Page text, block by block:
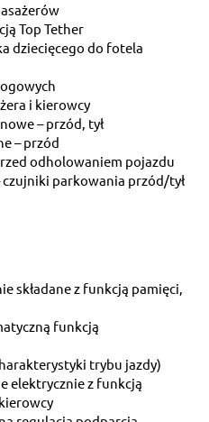
Top Tether
dziecięcego do fotela
i kierowcy
– przód, tył
– przód
odholowaniem pojazdu
czujniki parkowania przód/tył
składane z funkcją pamięci,
funkcją
trybu jazdy)
elektrycznie z funkcją